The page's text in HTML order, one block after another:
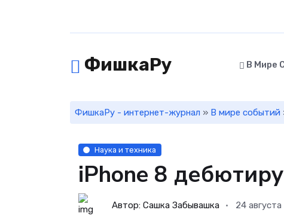
ФишкаРу В Мире
ФишкаРу - интернет-журнал » В мире событий
Наука и техника
iPhone 8
Автор: Сашка Забывашка 24 августа